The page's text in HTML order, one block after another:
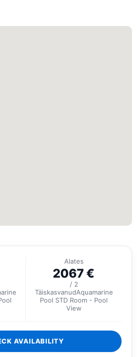
Alates
2067 €
/ 2
TäiskasvanudAquamarine
Pool STD Room - Pool
View
AVAILABILITY